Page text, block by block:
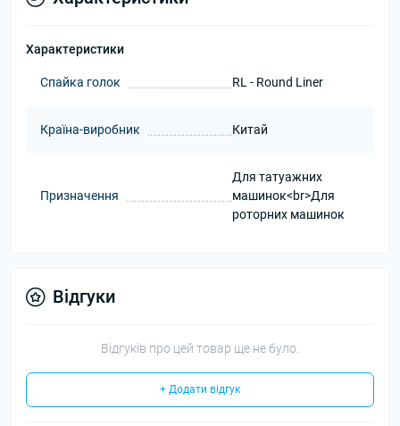
Характеристики
Спайка голок RL - Round Liner
Країна-виробник Китай
Призначення
Для татуажних
машинок<br>Для
роторних машинок
Відгуки
Відгуків про цей товар ще не було.
+ Додати відгук